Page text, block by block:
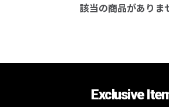
該当の商品がありま
Exclusive